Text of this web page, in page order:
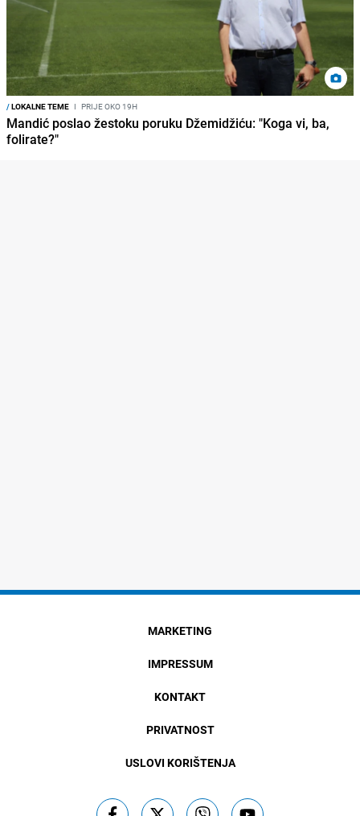
/LOKALNE TEME I PRIJE OKO 19H
Mandić poslao žestoku poruku Džemidžiću: "Koga vi, ba,
folirate?"
MARKETING
IMPRESSUM
KONTAKT
PRIVATNOST
USLOVI KORIŠTENJA